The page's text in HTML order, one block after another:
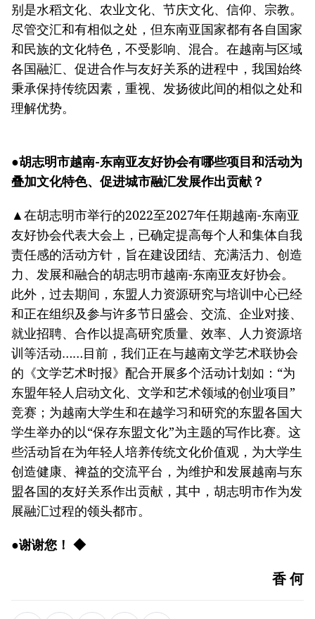
别是水稻文化、农业文化、节庆文化、信仰、宗教。
尽管交汇和有相似之处，但东南亚国家都有各自国家
和民族的文化特色，不受影响、混合。在越南与区域
各国融汇、促进合作与友好关系的进程中，我国始终
秉承保持传统因素，重视、发扬彼此间的相似之处和
理解优势。
●胡志明市越南-东南亚友好协会有哪些项目和活动为
叠加文化特色、促进城市融汇发展作出贡献？
▲在胡志明市举行的2022至2027年任期越南-东南亚
友好协会代表大会上，已确定提高每个人和集体自我
责任感的活动方针，旨在建设团结、充满活力、创造
力、发展和融合的胡志明市越南-东南亚友好协会。
此外，过去期间，东盟人力资源研究与培训中心已经
和正在组织及参与许多节日盛会、交流、企业对接、
就业招聘、合作以提高研究质量、效率、人力资源培
训等活动……目前，我们正在与越南文学艺术联协会
的《文学艺术时报》配合开展多个活动计划如：“为
东盟年轻人启动文化、文学和艺术领域的创业项目”
竞赛；为越南大学生和在越学习和研究的东盟各国大
学生举办的以“保存东盟文化”为主题的写作比赛。这
些活动旨在为年轻人培养传统文化价值观，为大学生
创造健康、裨益的交流平台，为维护和发展越南与东
盟各国的友好关系作出贡献，其中，胡志明市作为发
展融汇过程的领头都市。
●谢谢您！ ◆
香 何